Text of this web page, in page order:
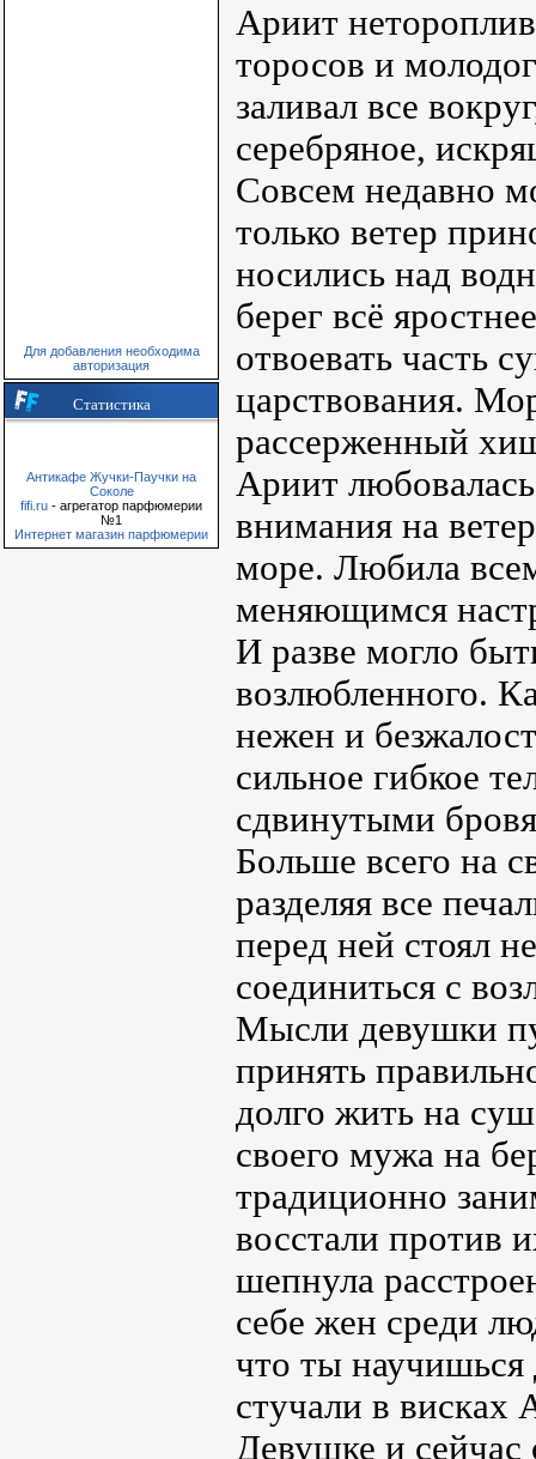
Для добавления необходима
авторизация
Статистика
Антикафе Жучки-Паучки на
Соколе
fifi.ru - агрегатор парфюмерии
№1
Интернет магазин парфюмерии
Ариит
торосов и
заливал все
серебряное,
Совсем недавно
только ветер
носились над
берег всё
отвоевать часть
царствования.
рассерженный
Ариит
внимания на
море. Любила
меняющимся
И разве могло
возлюбленного.
нежен и
сильное гибкое
сдвинутыми
Больше всего на
разделяя все
перед ней стоял
соединиться с
Мысли девушки
принять
долго жить на
своего мужа на
традиционно
восстали против
шепнула
себе жен среди
что ты
стучали в висках
Девушке и сейчас